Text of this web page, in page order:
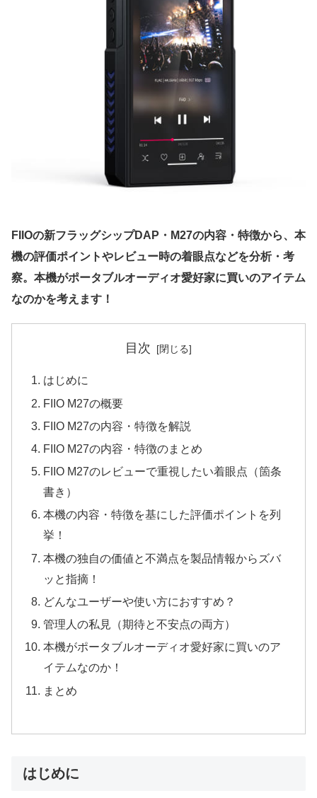
FIIOの新フラッグシップDAP・M27の内容・特徴から、本
機の評価ポイントやレビュー時の着眼点などを分析・考
察。本機がポータブルオーディオ愛好家に買いのアイテム
なのかを考えます！
目次
はじめに
FIIO M27の概要
FIIO M27の内容・特徴を解説
FIIO M27の内容・特徴のまとめ
FIIO M27のレビューで重視したい着眼点（箇条
書き）
本機の内容・特徴を基にした評価ポイントを列
挙！
本機の独自の価値と不満点を製品情報からズバ
ッと指摘！
どんなユーザーや使い方におすすめ？
管理人の私見（期待と不安点の両方）
本機がポータブルオーディオ愛好家に買いのア
イテムなのか！
まとめ
はじめに